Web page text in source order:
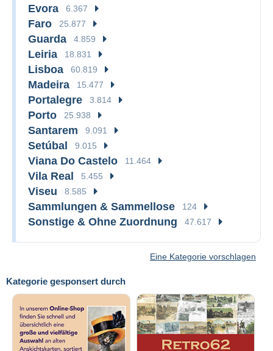
Kategorie gesponsert durch
Evora 6.367
Faro 25.877
Guarda 4.859
Leiria 18.831
Lisboa 60.819
Madeira 15.477
Portalegre 3.814
Porto 25.938
Santarem 9.091
Setúbal 9.015
Viana Do Castelo 11.464
Vila Real 5.455
Viseu 8.585
Sammlungen & Sammellose 124
Sonstige & Ohne Zuordnung 47.617
Eine Kategorie vorschlagen